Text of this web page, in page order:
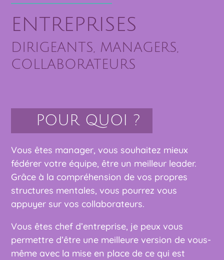
ENTREPRISES
DIRIGEANTS, MANAGERS,
COLLABORATEURS
POUR QUOI ?
Vous êtes manager, vous souhaitez mieux
fédérer votre équipe, être un meilleur leader.
Grâce à la compréhension de vos propres
structures mentales, vous pourrez vous
appuyer sur vos collaborateurs.
Vous êtes chef d’entreprise, je peux vous
permettre d’être une meilleure version de vous-
même avec la mise en place de ce qui est